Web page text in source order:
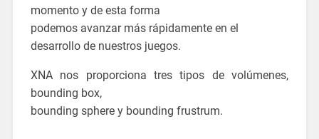
momento y de esta forma
podemos avanzar más rápidamente en el
desarrollo de nuestros juegos.
XNA nos proporciona tres tipos de volúmenes,
bounding box,
bounding sphere y bounding frustrum.